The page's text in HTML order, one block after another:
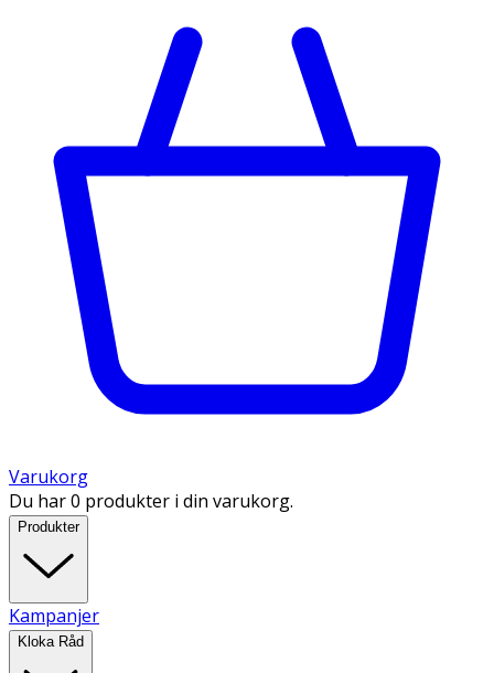
Varukorg
Du har 0 produkter i din varukorg.
Produkter
Kampanjer
Kloka Råd